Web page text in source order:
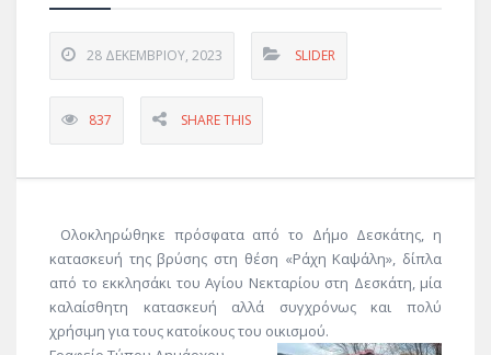
28 ΔΕΚΕΜΒΡΊΟΥ, 2023 SLIDER
837 SHARE THIS
Ολοκληρώθηκε πρόσφατα από το Δήμο Δεσκάτης, η
κατασκευή της βρύσης στη θέση «Ράχη Καψάλη», δίπλα
από το εκκλησάκι του Αγίου Νεκταρίου στη Δεσκάτη, μία
καλαίσθητη κατασκευή αλλά συγχρόνως και πολύ
χρήσιμη για τους κατοίκους του οικισμού.